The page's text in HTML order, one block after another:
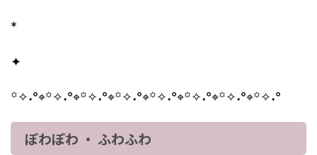
*
✦
꙳✧˖°⌖꙳✧˖°⌖꙳✧˖°⌖꙳✧˖°⌖꙳✧˖°⌖꙳✧˖°⌖꙳✧˖°⌖꙳✧˖°
ぽわぽわ ・ ふわふわ